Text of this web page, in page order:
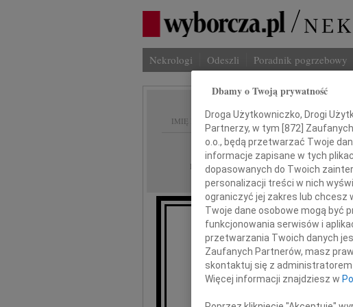
Nekrologi Odeszli Poradnik pogrzebowy
IMIĘ I NAZWISKO:
REGION: Kraków
DATA EMISJI: 17.12.2010
Dbamy o Twoją prywatność
Droga Użytkowniczko, Drogi
Partnerzy, w tym [872]
o.o., będą przetwarzać Twoje
informacje zapisane w tych
dopasowanych do Twoich
personalizacji treści w nich
ograniczyć jej zakres lub chcesz
Twoje dane osobowe mogą być
funkcjonowania serwisów i
przetwarzania Twoich danych
Zaufanych Partnerów, masz
skontaktuj się z
Więcej informacji znajdziesz w